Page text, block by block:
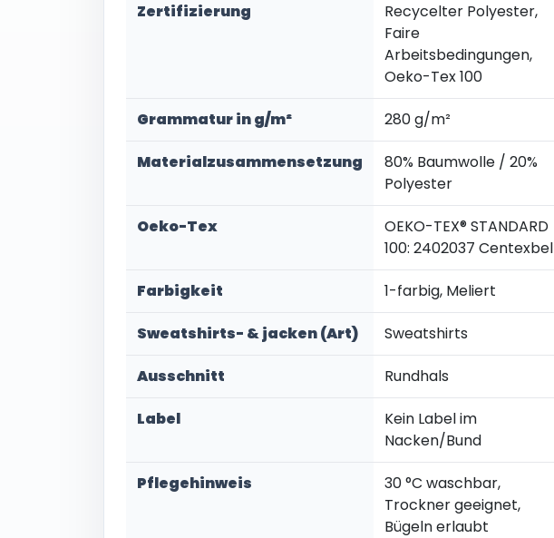
Zertifizierung
Recycelter Polyester,
Faire
Arbeitsbedingungen,
Oeko-Tex 100
Grammatur in g/m² 280 g/m²
Materialzusammensetzung
80% Baumwolle / 20%
Polyester
Oeko-Tex
OEKO-TEX® STANDARD
100: 2402037 Centexbel
Farbigkeit 1-farbig, Meliert
Sweatshirts- & jacken (Art) Sweatshirts
Ausschnitt Rundhals
Label
Kein Label im
Nacken/Bund
Pflegehinweis
30 °C waschbar,
Trockner geeignet,
Bügeln erlaubt